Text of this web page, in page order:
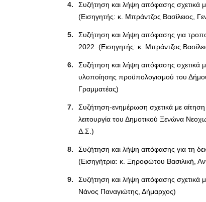
Συζήτηση και λήψη απόφασης σχετικά
(Εισηγητής: κ. Μπράντζος Βασίλειος,
Συζήτηση και λήψη απόφασης για
2022. (Εισηγητής: κ. Μπράντζος
Συζήτηση και λήψη απόφασης σχετικά
υλοποίησης προϋπολογισμού του
Γραμματέας)
Συζήτηση-ενημέρωση σχετικά με
λειτουργία του Δημοτικού Ξενώνα
Δ.Σ.)
Συζήτηση και λήψη απόφασης για τη
(Εισηγήτρια: κ. Ξηροφώτου Βασιλική,
Συζήτηση και λήψη απόφασης σχετικά
Νάνος Παναγιώτης, Δήμαρχος)